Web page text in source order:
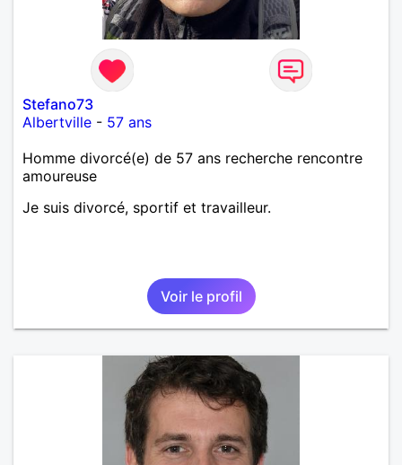
Stefano73
Albertville - 57 ans
Homme divorcé(e) de 57 ans recherche rencontre
amoureuse
Je suis divorcé, sportif et travailleur.
Voir le profil